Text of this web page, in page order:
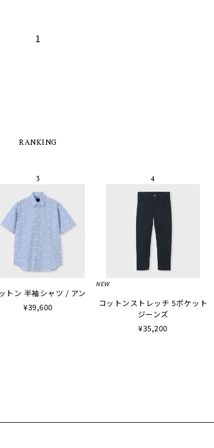
1
RANKING
トン 半袖シャツ / アン
¥39,600
NEW
コットンストレッチ 5ポケット
ジーンズ
¥35,200